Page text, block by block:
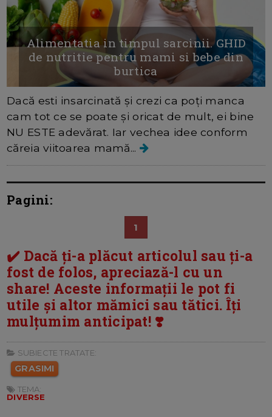
Alimentatia in timpul sarcinii. GHID
de nutritie pentru mami si bebe din
burtica
Dacă esti insarcinată și crezi ca poți manca
cam tot ce se poate și oricat de mult, ei bine
NU ESTE adevărat. Iar vechea idee conform
căreia viitoarea mamă...
Pagini:
1
✔️ Dacă ți-a plăcut articolul sau ți-a
fost de folos, apreciază-l cu un
share! Aceste informații le pot fi
utile și altor mămici sau tătici. Îți
mulțumim anticipat! ❣️
SUBIECTE TRATATE:
GRASIMI
TEMA:
DIVERSE